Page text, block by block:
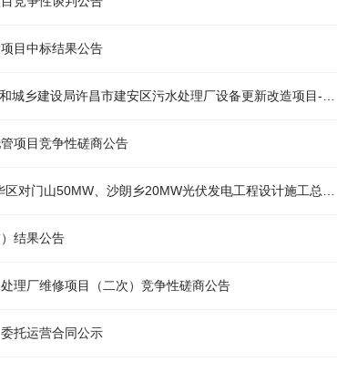
目中标结果公告
城乡建设局许昌市建安区污水处理厂设备更新改造项目-三达
项目竞争性磋商公告
中国电建贵州工程有限公司-云南省昆明市五华区对门山50MW、沙朗乡20MW光伏发电工程设计施工总承包项目-给排
结果公告
理厂维修项目（二次）竞争性磋商公告
托运营合同公示